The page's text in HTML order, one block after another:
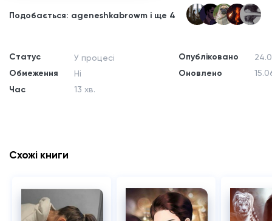
Подобається: ageneshkabrowm і ще 4
Статус
Обмеження
Час
У процесі
Ні
13 хв.
Опубліковано
Оновлено
Схожі книги